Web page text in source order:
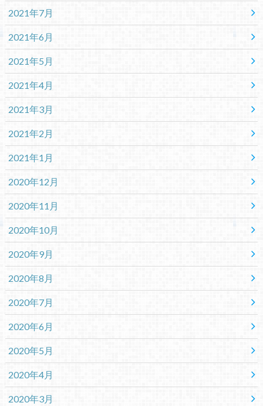
2021年7月
2021年6月
2021年5月
2021年4月
2021年3月
2021年2月
2021年1月
2020年12月
2020年11月
2020年10月
2020年9月
2020年8月
2020年7月
2020年6月
2020年5月
2020年4月
2020年3月